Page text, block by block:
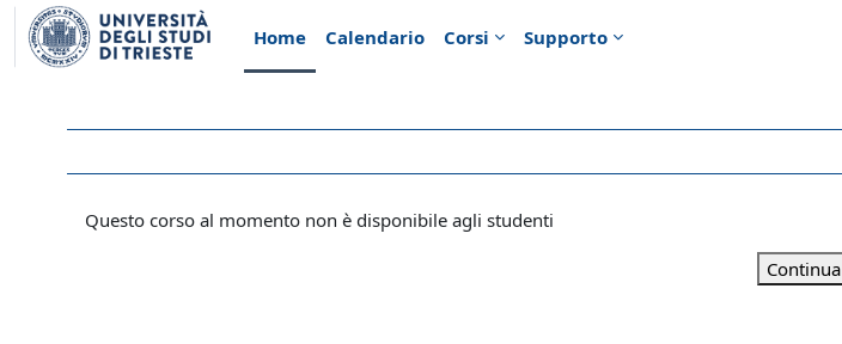
Vai al contenuto principale
Home
Calendario Corsi Supporto
Questo corso al momento non è disponibile agli studenti
Continua